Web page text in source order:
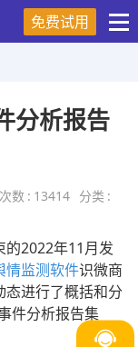
免费试用
分析报告
数 : 13414 分类 :
的2022年11月发
情监测软件识微商
进行了概括和分
件分析报告集